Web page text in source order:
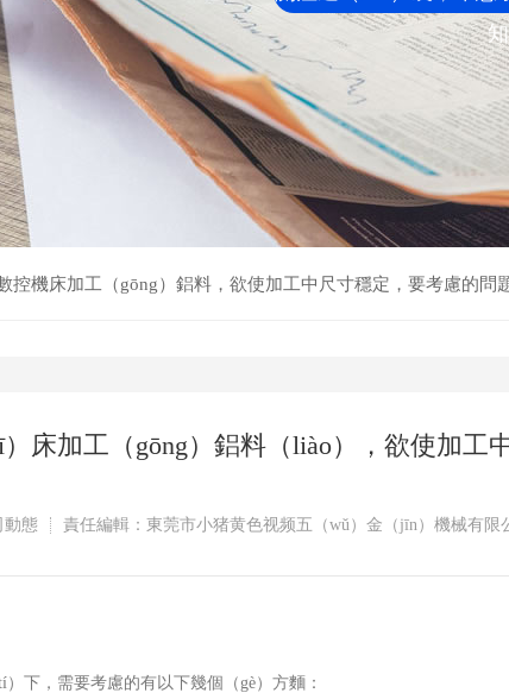
控機床加工（gōng）鋁料，欲使加工中尺寸穩定，要考慮的問
床加工（gōng）鋁料（liào），欲使加工
動態 責任編輯：東莞市小猪黄色视频五（wǔ）金（jīn）機械有限
下，需要考慮的有以下幾個（gè）方麵：